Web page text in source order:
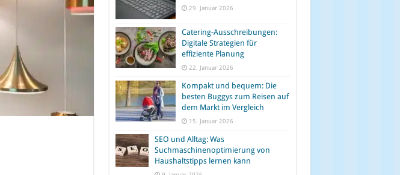
29. Januar 2026
Catering-Ausschreibungen:
Digitale Strategien für
effiziente Planung
22. Januar 2026
Kompakt und bequem: Die
besten Buggys zum Reisen auf
dem Markt im Vergleich
15. Januar 2026
SEO und Alltag: Was
Suchmaschinenoptimierung von
Haushaltstipps lernen kann